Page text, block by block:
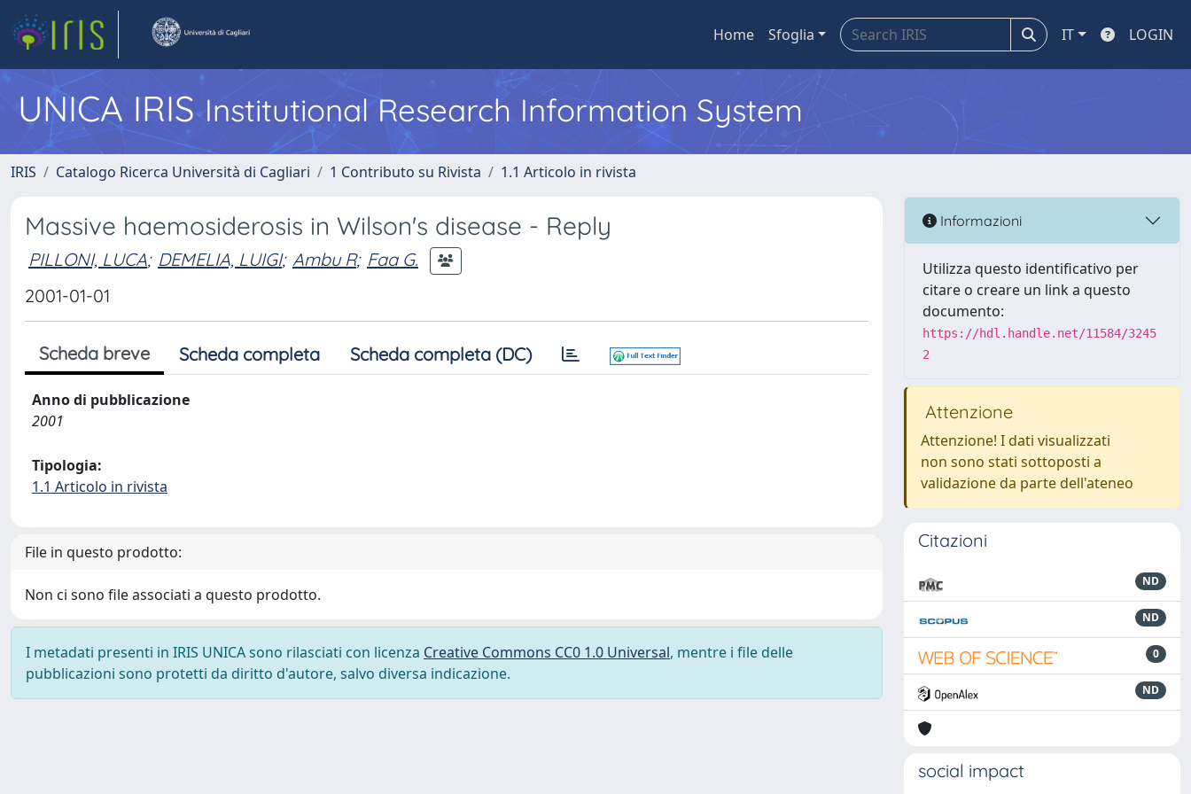
Home Sfoglia IT LOGIN
UNICA IRISInstitutional Research Information System
IRIS Catalogo Ricerca Università di Cagliari 1 Contributo su Rivista 1.1 Articolo in rivista
Massive haemosiderosis in Wilson's disease - Reply
PILLONI, LUCA; DEMELIA, LUIGI; Ambu R; Faa G.
2001-01-01
Scheda breve Scheda completa Scheda completa (DC)
Anno di pubblicazione
2001
Tipologia:
1.1 Articolo in rivista
File in questo prodotto:
Non ci sono file associati a questo prodotto.
I metadati presenti in IRIS UNICA sono rilasciati con licenza Creative Commons CC0 1.0 Universal, mentre i file delle
pubblicazioni sono protetti da diritto d'autore, salvo diversa indicazione.
Informazioni
Utilizza questo identificativo per
citare o creare un link a questo
documento:
https://hdl.handle.net/11584/3245
2
Attenzione
Attenzione! I dati visualizzati
non sono stati sottoposti a
validazione da parte dell'ateneo
Citazioni
ND
ND
0
ND
social impact